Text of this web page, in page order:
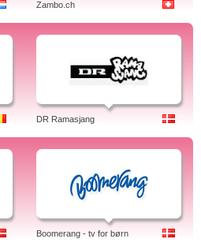
Zambo.ch
DR Ramasjang
Boomerang - tv for børn